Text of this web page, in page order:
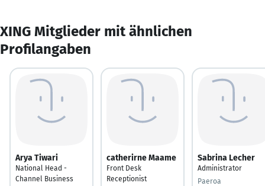
XING Mitglieder mit ähnlichen
Profilangaben
Arya Tiwari
National Head -
Channel Business
catherirne Maame
Front Desk
Receptionist
Sabrina Lecher
Administrator
Paeroa